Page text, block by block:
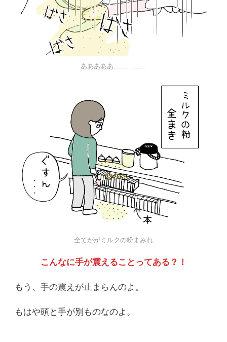
あああああ……………
全てががミルクの粉まみれ
こんなに手が震えることってある？！
もう、手の震えが止まらんのよ。
もはや頭と手が別ものなのよ。